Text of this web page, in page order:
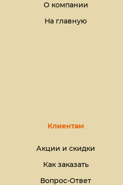
О компании
На главную
Клиентам
Акции и скидки
Как заказать
Вопрос-Ответ